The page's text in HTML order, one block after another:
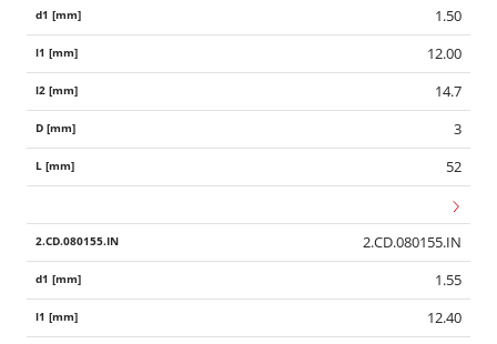
1.50
12.00
14.7
3
52
2.CD.080155.IN
1.55
12.40